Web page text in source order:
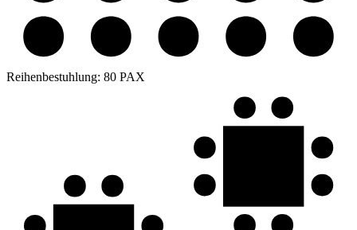
Reihenbestuhlung: 80 PAX